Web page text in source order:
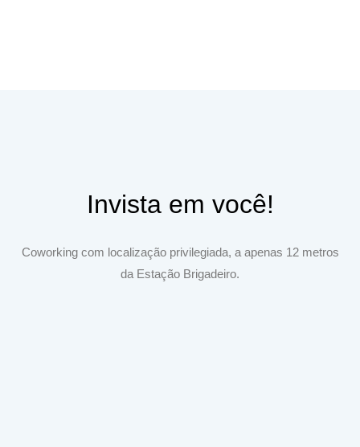
Invista em você!
Coworking com localização privilegiada, a apenas 12 metros
da Estação Brigadeiro.